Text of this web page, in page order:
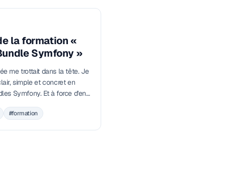
la formation «
Symfony »
me trottait dans la tête. Je
simple et concret en
Symfony. Et à force d'en
les mêmes
#formation